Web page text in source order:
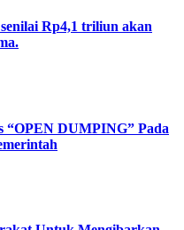
Rp4,1 triliun akan
“OPEN DUMPING” Pada